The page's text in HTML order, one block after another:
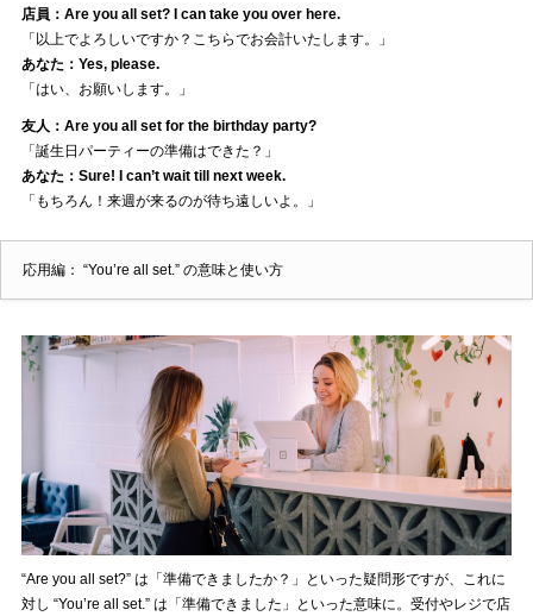
店員：Are you all set? I can take you over here.
「以上でよろしいですか？こちらでお会計いたします。」
あなた：Yes, please.
「はい、お願いします。」
友人：Are you all set for the birthday party?
「誕生日パーティーの準備はできた？」
あなた：Sure! I can’t wait till next week.
「もちろん！来週が来るのが待ち遠しいよ。」
応用編： “You’re all set.” の意味と使い方
“Are you all set?” は「準備できましたか？」といった疑問形ですが、これに
対し “You’re all set.” は「準備できました」といった意味に。受付やレジで店